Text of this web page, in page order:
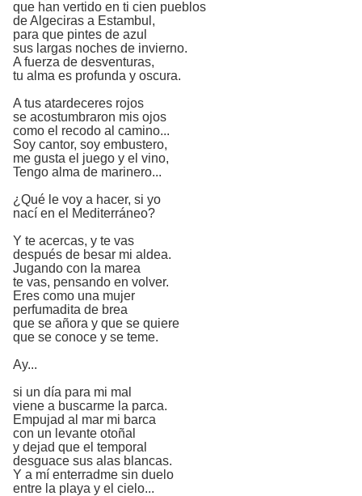
que han vertido en ti cien pueblos
de Algeciras a Estambul,
para que pintes de azul
sus largas noches de invierno.
A fuerza de desventuras,
tu alma es profunda y oscura.
A tus atardeceres rojos
se acostumbraron mis ojos
como el recodo al camino...
Soy cantor, soy embustero,
me gusta el juego y el vino,
Tengo alma de marinero...
¿Qué le voy a hacer, si yo
nací en el Mediterráneo?
Y te acercas, y te vas
después de besar mi aldea.
Jugando con la marea
te vas, pensando en volver.
Eres como una mujer
perfumadita de brea
que se añora y que se quiere
que se conoce y se teme.
Ay...
si un día para mi mal
viene a buscarme la parca.
Empujad al mar mi barca
con un levante otoñal
y dejad que el temporal
desguace sus alas blancas.
Y a mí enterradme sin duelo
entre la playa y el cielo...